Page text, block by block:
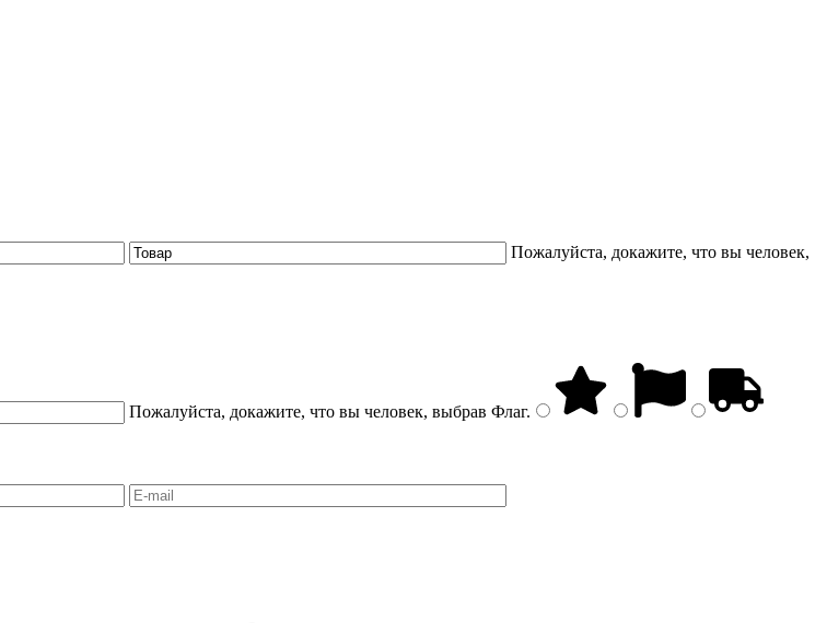
Пожалуйста, докажите, что вы человек,
Пожалуйста, докажите, что вы человек, выбрав Флаг.